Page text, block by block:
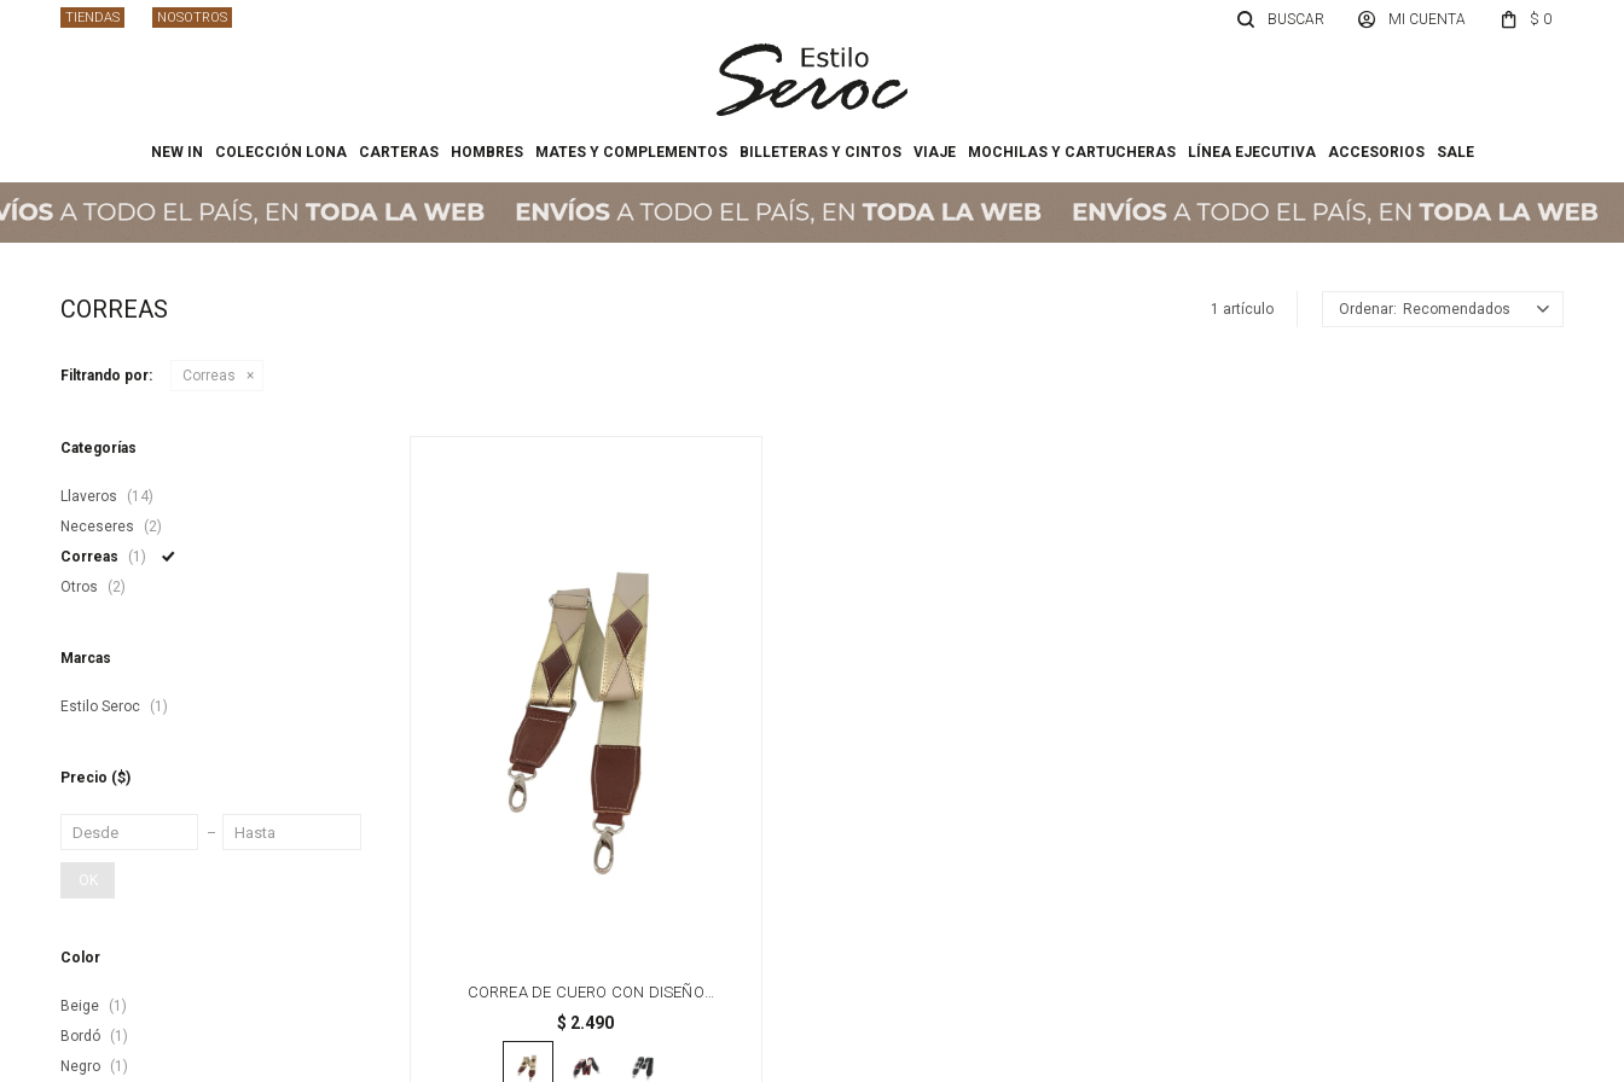
NEW IN COLECCIÓN LONA CARTERAS HOMBRES MATES Y COMPLEMENTOS BILLETERAS Y CINTOS VIAJE MOCHILAS Y CARTUCHERAS LÍNEA EJECUTIVA ACCESORIOS SALE
$ 0
TIENDAS NOSOTROS
CORREAS 1 artículo Recomendados
Filtrando por: Correas
CORREA DE CUERO CON DISEÑO
PATCHWORK - BEIGE
$ 2.490
Categorías
Llaveros
(14)
Neceseres
(2)
Correas
(1)
Otros
(2)
Marcas
Estilo Seroc (1)
Precio ($)
OK
Color
Beige
(1)
Bordó
(1)
Negro
(1)